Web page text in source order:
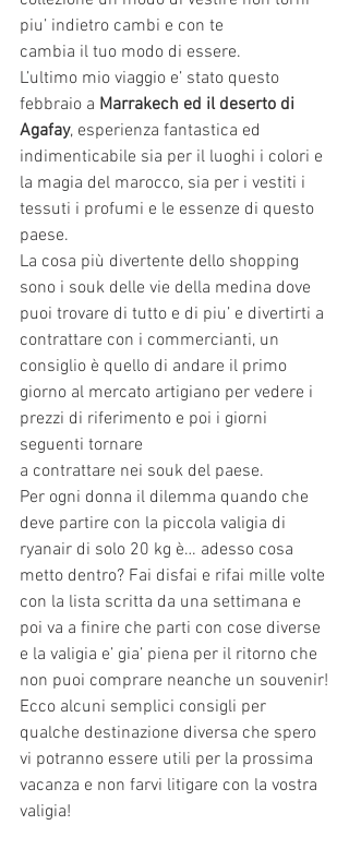
piu’ indietro cambi e con te
cambia il tuo modo di essere.
L’ultimo mio viaggio e’ stato questo
febbraio a Marrakech ed il deserto di
Agafay, esperienza fantastica ed
indimenticabile sia per il luoghi i colori e
la magia del marocco, sia per i vestiti i
tessuti i profumi e le essenze di questo
paese.
La cosa più divertente dello shopping
sono i souk delle vie della medina dove
puoi trovare di tutto e di piu’ e divertirti a
contrattare con i commercianti, un
consiglio è quello di andare il primo
giorno al mercato artigiano per vedere i
prezzi di riferimento e poi i giorni
seguenti tornare
a contrattare nei souk del paese.
Per ogni donna il dilemma quando che
deve partire con la piccola valigia di
ryanair di solo 20 kg è… adesso cosa
metto dentro? Fai disfai e rifai mille volte
con la lista scritta da una settimana e
poi va a finire che parti con cose diverse
e la valigia e’ gia’ piena per il ritorno che
non puoi comprare neanche un souvenir!
Ecco alcuni semplici consigli per
qualche destinazione diversa che spero
vi potranno essere utili per la prossima
vacanza e non farvi litigare con la vostra
valigia!